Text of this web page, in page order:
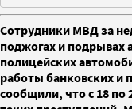
Сотрудники МВД за
поджогах и подрывах
полицейских
работы банковских и
сообщили, что с 18 по